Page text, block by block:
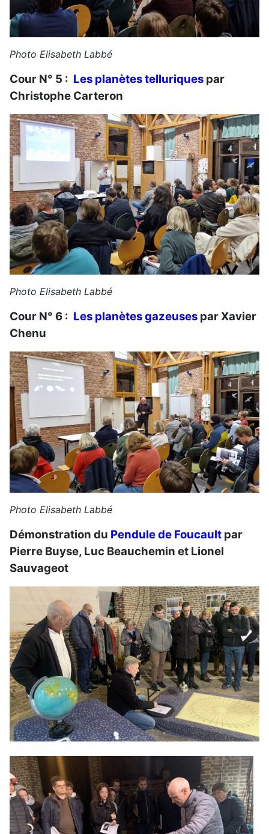
Photo Elisabeth Labbé
Cour N° 5 : Les planètes telluriques par
Christophe Carteron
Photo Elisabeth Labbé
Cour N° 6 : Les planètes gazeuses par Xavier
Chenu
Photo Elisabeth Labbé
Démonstration du Pendule de Foucault par
Pierre Buyse, Luc Beauchemin et Lionel
Sauvageot